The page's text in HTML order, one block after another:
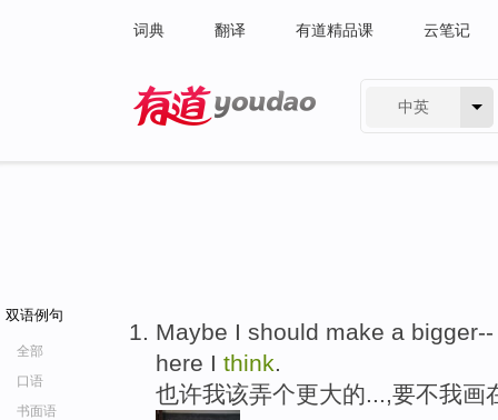
词典 翻译 有道精品课 云笔记
中英
双语例句
全部
口语
书面语
Maybe I should make a
here I think.
也许我该弄个更大的...,要不我画